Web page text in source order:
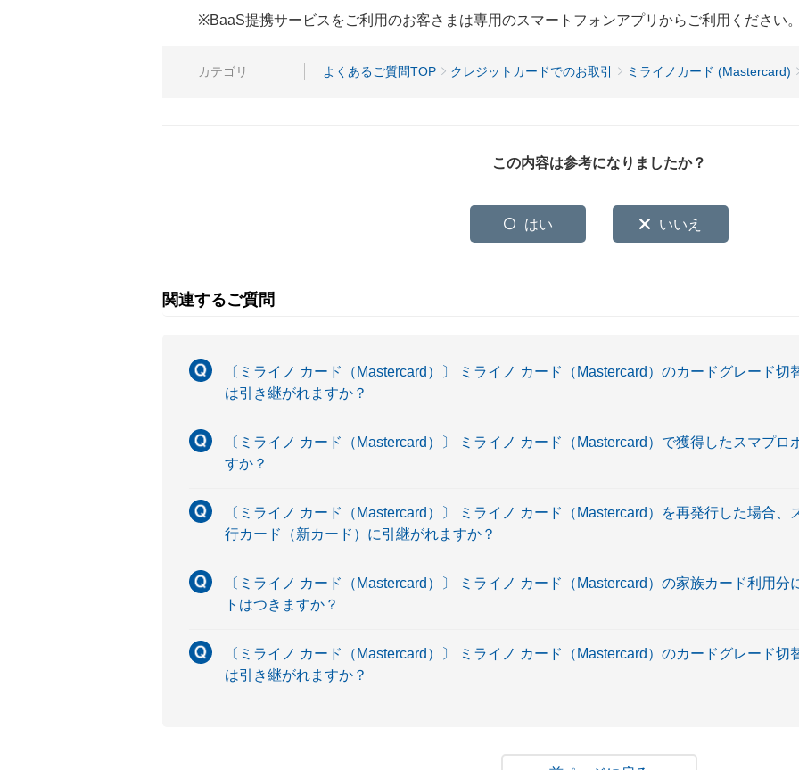
※BaaS提携サービスをご利用のお客さまは専用のスマートフォンアプリからご利用ください。
カテゴリ よくあるご質問TOP クレジットカードでのお取引 ミライノカード (Mastercard)
この内容は参考になりましたか？
はい いいえ
関連するご質問
〔ミライノ カード（Mastercard）〕 ミライノ カード（Mastercard）のカードグレード切
は引き継がれますか？
〔ミライノ カード（Mastercard）〕 ミライノ カード（Mastercard）で獲得したスマプロ
すか？
〔ミライノ カード（Mastercard）〕 ミライノ カード（Mastercard）を再発行した場合、
行カード（新カード）に引継がれますか？
〔ミライノ カード（Mastercard）〕 ミライノ カード（Mastercard）の家族カード利用分
トはつきますか？
〔ミライノ カード（Mastercard）〕 ミライノ カード（Mastercard）のカードグレード切
は引き継がれますか？